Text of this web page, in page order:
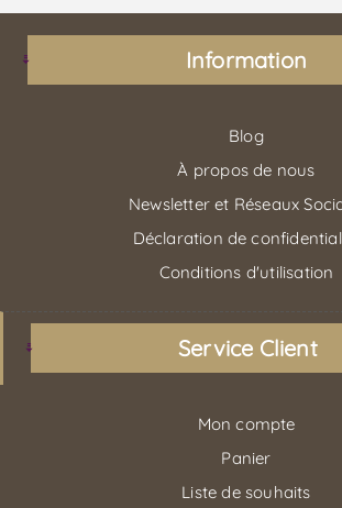
Information
Blog
À propos de nous
Newsletter et Réseaux
Déclaration de
Conditions d'utilisation
Service Client
Mon compte
Panier
Liste de souhaits